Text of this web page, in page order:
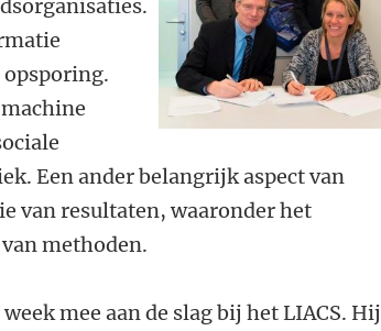
Een ander belangrijk aspect van
van resultaten, waaronder het
methoden.
mee aan de slag bij het LIACS. Hij